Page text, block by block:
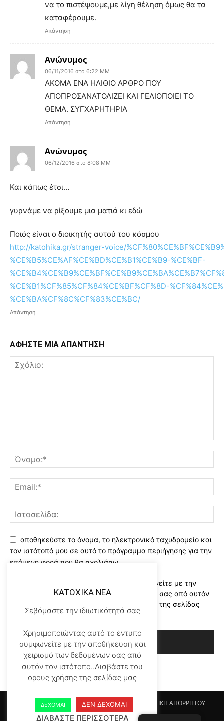
να το πιστέψουμε,με λίγη θέληση όμως θα τα
καταφέρουμε.
Απάντηση
Ανώνυμος
06/11/2016 στο 6:22 ΜΜ
ΑΚΟΜΑ ΕΝΑ ΗΛΙΘΙΟ ΑΡΘΡΟ ΠΟΥ
ΑΠΟΠΡΟΣΑΝΑΤΟΛΙΖΕΙ ΚΑΙ ΓΕΛΙΟΠΟΙΕΙ ΤΟ
ΘΕΜΑ. ΣΥΓΧΑΡΗΤΗΡΙΑ
Απάντηση
Ανώνυμος
06/12/2016 στο 8:08 ΜΜ
Και κάπως έτσι…
γυρνάμε να ρίξουμε μια ματιά κι εδώ
Ποιός είναι ο διοικητής αυτού του κόσμου
http://katohika.gr/stranger-voice/
%CE%B5%CE%AF%CE%BD%CE%B1%CE%B9-%CE%BF-
%CE%B1%CF%85%CF%84%CE%BF%CF%8D-
%CE%BA%CF%8C%CF%83%CE%BC/
Απάντηση
ΑΦΗΣΤΕ ΜΙΑ ΑΠΑΝΤΗΣΗ
αποθηκεύστε το όνομα, το ηλεκτρονικό ταχυδρομείο και
τον ιστότοπό μου σε αυτό το πρόγραμμα περιήγησης για την
επόμενη φορά που θα σχολιάσω.
Χρησιμοποιώντας αυτό το έντυπο συμφωνείτε με την
αποθήκευση και χειρισμό των δεδομένων σας από αυτόν
τον ιστότοπο..Διαβάστε του ορους χρήσης της σελίδας
μας*
Αρχικη KATOHIKA NEA Login Register
ΠΟΛΙΤΙΚΗ ΑΠΟΡΡΗΤΟΥ
ΟΡΟΙ ΧΡΗΣΗΣ
ΕΠΙΚΟΙΝΩΝΙΑ
KATOXIKA NEA
Σεβόμαστε την ιδιωτικότητά σας
Χρησιμοποιώντας αυτό το έντυπο
συμφωνείτε με την αποθήκευση και
χειρισμό των δεδομένων σας από
αυτόν τον ιστότοπο..Διαβάστε του
ορους χρήσης της σελίδας μας
ΔΕΧΟΜΑΙ ΔΕΝ ΔΕΧΟΜΑΙ
ΔΙΑΒΑΣΤΕ ΠΕΡΙΣΣΟΤΕΡΑ